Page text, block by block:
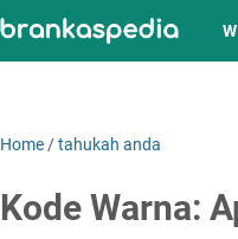
Home /tahukah anda
Kode Warna: